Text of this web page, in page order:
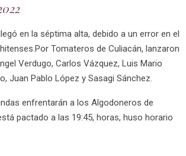
en la séptima alta, debido a un error en el
Tomateros de Culiacán, lanzaron
Verdugo, Carlos Vázquez, Luis Mario
Juan Pablo López y Sasagi Sánchez.
enfrentarán a los Algodoneros de
pactado a las 19:45, horas, huso horario